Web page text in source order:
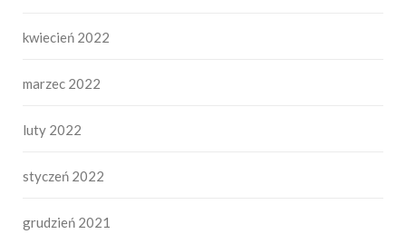
kwiecień 2022
marzec 2022
luty 2022
styczeń 2022
grudzień 2021